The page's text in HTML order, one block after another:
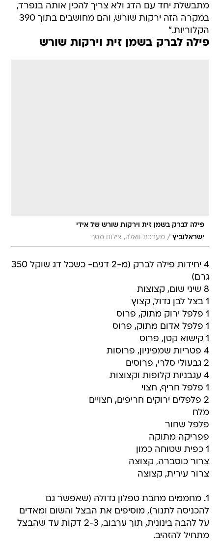
מתבשלת יחד עם הדג ולא צריך להכין אותה בנפרד,
במקרה הזה ירקות שורש, והם מחושבים בתוך 390
הקלוריות."
פילה לברק בשמן זית וירקות שורש
פילה לברק בשמן זית וירקות שורש של אידי
ישראלוביץ / מערכת וואלה, צילום מסך
4 יחידות פילה לברק (מ-2 דגים- כשכל דג שוקל 350
גרם)
8 שיני שום, קצוצות
1 בצל לבן גדול, קצוץ
1 פלפל ירוק מתוק, פרוס
1 פלפל אדום מתוק, פרוס
1 קישוא קטן, פרוס
4 פטריות שמפיניון, פרוסות
2 גבעולי סלרי, פרוסים
4 עגבניות קלופות וקצוצות
1 פלפל חריף, חצוי
2 פלפלים ירוקים חריפים, חצויים
מלח
פלפל שחור
פפריקה מתוקה
1 כפית שטוחה כמון
צרור כוסברה, קצוצה
צרור עירית, קצוצה
1. מחממים מחבת טפלון גדולה (שאפשר גם
להכניסה לתנור), מוסיפים את הבצל והשום ומאדים
על להבה בינונית, תוך ערבוב, 2-3 דקות עד שהבצל
מתחיל להזהיב.